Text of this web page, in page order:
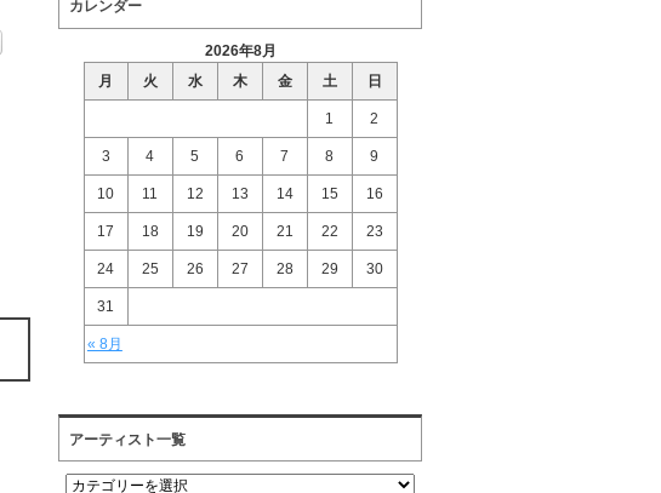
カレンダー
2026年8月
月
火 水 木 金 土 日
« 8月
1 2
3 4 5 6 7 8 9
10 11 12 13 14 15 16
17 18 19 20 21 22 23
24 25 26 27 28 29 30
31
アーティスト一覧
ア